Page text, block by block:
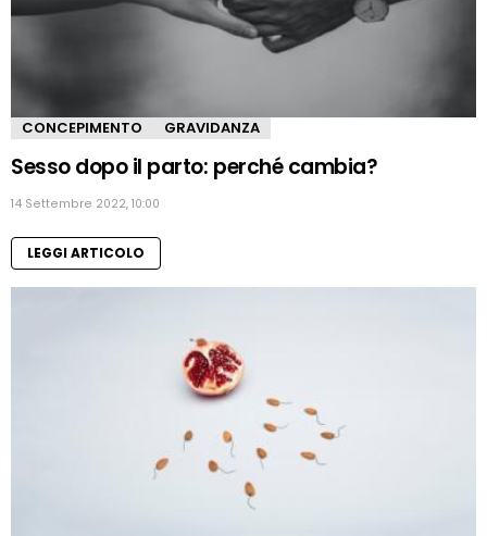
CONCEPIMENTO GRAVIDANZA
Sesso dopo il parto: perché cambia?
14 Settembre 2022, 10:00
LEGGI ARTICOLO